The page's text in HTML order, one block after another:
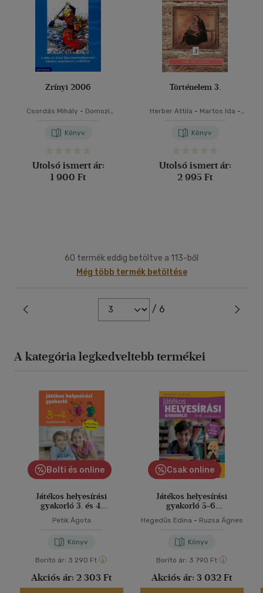
Zrínyi 2006
Csordás Mihály - Domozi
Háriné Kun Éva-Nagy Tibor
Pap-Szigetiné Németh Anikó
Könyv
Utolsó ismert ár:
1 900 Ft
Történelem 3.
Herber Attila - Martos Ida -
Könyv
Utolsó ismert ár:
2 995 Ft
60 termék eddig betöltve a 113-ből
Még több termék betöltése
/ 6
A kategória legkedveltebb termékei
Bolti és online
Játékos helyesírási
gyakorló 3. és 4.
osztályosoknak
Petik Ágota
Könyv
Borító ár: 3 290 Ft
Akciós ár: 2 303 Ft
Csak online
Játékos helyesírási
gyakorló 5-6.
osztályosoknak
Hegedűs Edina - Ruzsa Ágnes
Könyv
Borító ár: 3 790 Ft
Akciós ár: 3 032 Ft